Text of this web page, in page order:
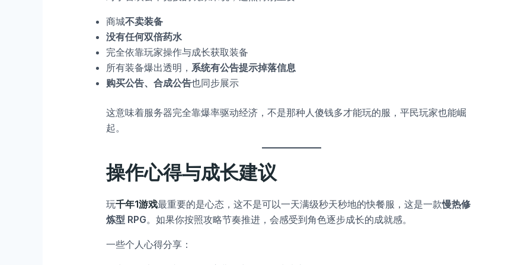
商城不卖装备
没有任何双倍药水
完全依靠玩家操作与成长获取装备
所有装备爆出透明， 系统有公告提示掉落信息
购买公告、合成公告也同步展示
这意味着服务器完全靠爆率驱动经济，不是那种人傻钱多才能玩的服，平民玩家也能崛
起。
操作心得与成长建议
玩千年1游戏最重要的是心态，这不是可以一天满级秒天秒地的快餐服，这是一款慢热修
炼型 RPG。如果你按照攻略节奏推进，会感受到角色逐步成长的成就感。
一些个人心得分享：